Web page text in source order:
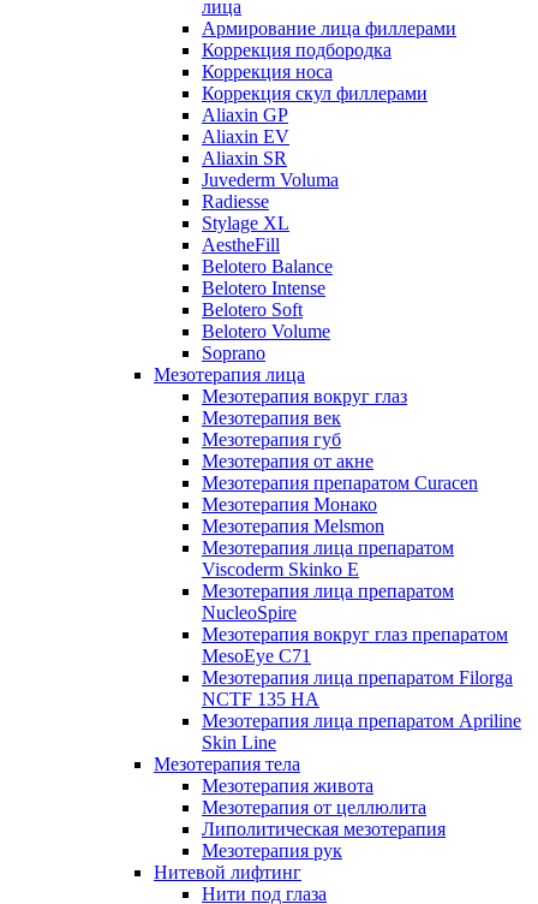
лица
Армирование лица филлерами
Коррекция подбородка
Коррекция носа
Коррекция скул филлерами
Aliaxin GP
Aliaxin EV
Aliaxin SR
Juvederm Voluma
Radiesse
Stylage XL
AestheFill
Belotero Balance
Belotero Intense
Belotero Soft
Belotero Volume
Soprano
Мезотерапия лица
Мезотерапия вокруг глаз
Мезотерапия век
Мезотерапия губ
Мезотерапия от акне
Мезотерапия препаратом Curacen
Мезотерапия Монако
Мезотерапия Melsmon
Мезотерапия лица препаратом
Viscoderm Skinko E
Мезотерапия лица препаратом
NucleoSpire
Мезотерапия вокруг глаз препаратом
MesoEye С71
Мезотерапия лица препаратом Filorga
NCTF 135 HA
Мезотерапия лица препаратом Apriline
Skin Line
Мезотерапия тела
Мезотерапия живота
Мезотерапия от целлюлита
Липолитическая мезотерапия
Мезотерапия рук
Нитевой лифтинг
Нити под глаза